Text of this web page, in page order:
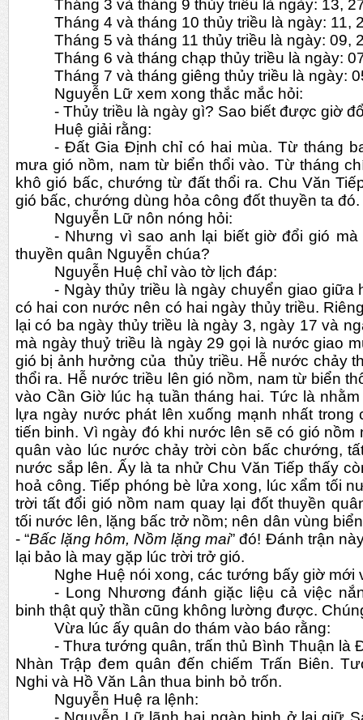
Tháng 3 và tháng 9 thủy triều là ngày: 13,
Tháng 4 và tháng 10 thủy triều là ngày: 11,
Tháng 5 và tháng 11 thủy triều là ngày: 09,
Tháng 6 và tháng chạp thủy triều là ngày:
Tháng 7 và tháng giêng thủy triều là ngày:
Nguyễn Lữ xem xong thắc mắc hỏi:
- Thủy triều là ngày gì? Sao biết được giờ
Huệ giải rằng:
- Đất Gia Định chỉ có hai mùa. Từ tháng
mưa gió nồm, nam từ biển thổi vào. Từ tháng
khô gió bấc, chướng từ đất thổi ra. Chu Văn
gió bấc, chướng dùng hỏa công đốt thuyền ta đó.
Nguyễn Lữ nôn nóng hỏi:
- Nhưng vì sao anh lại biết giờ đổi gió
thuyền quân Nguyễn chúa?
Nguyễn Huệ chỉ vào tờ lịch đáp:
- Ngày thủy triều là ngày chuyển giao giữa
có hai con nước nên có hai ngày thủy triều.
lại có ba ngày thủy triều là ngày 3, ngày 17 và
mà ngày thuỷ triều là ngày 29 gọi là nước giao
gió bị ảnh hưởng của  thủy triều. Hễ nước chảy
thổi ra. Hễ nước triều lên gió nồm, nam từ biển
vào Cần Giờ lúc hạ tuần tháng hai. Tức là
lựa ngày nước phát lên xuống mạnh nhất
tiến binh. Vì ngày đó khi nước lên sẽ có gió nồm
quân vào lúc nước chảy trời còn bấc chướng,
nước sắp lên. Ấy là ta nhử Chu Văn Tiếp thấy
hoả công. Tiếp phóng bè lửa xong, lúc xẩm tối
trời tất đổi gió nồm nam quay lại đốt thuyền
tối nước lên, lặng bấc trở nồm; nên dân vùng
- “Bấc lặng hôm, Nồm lặng mai” đó! Đánh trận
lại bảo là may gặp lúc trời trở gió.
Nghe Huệ nói xong, các tướng bấy giờ mới
- Long Nhương đánh giặc liệu cả việc
binh thật quỷ thần cũng không lường được.
Vừa lúc ấy quân do thám vào báo rằng:
- Thưa tướng quân, trấn thủ Bình Thuận là
Nhàn Trập đem quân đến chiếm Trấn Biên.
Nghi và Hồ Văn Lân thua binh bỏ trốn.
Nguyễn Huệ ra lệnh: